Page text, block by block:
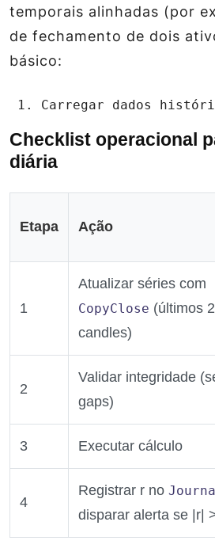
temporais alinhadas (por
de fechamento de dois
básico:
1. Carregar dados
Checklist operacional
diária
Etapa Ação
1
Atualizar séries com
CopyClose (últimos
candles)
2
Validar integridade
gaps)
3 Executar cálculo
4
Registrar r no
disparar alerta se |r|